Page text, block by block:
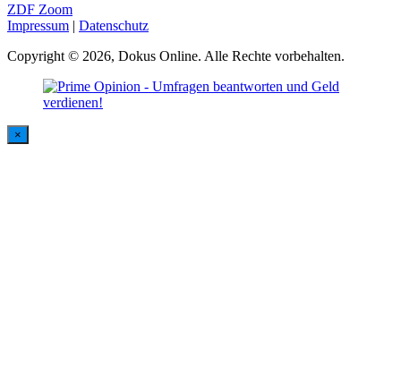
ZDF Zoom
Impressum | Datenschutz
Copyright © 2026, Dokus Online. Alle Rechte vorbehalten.
×